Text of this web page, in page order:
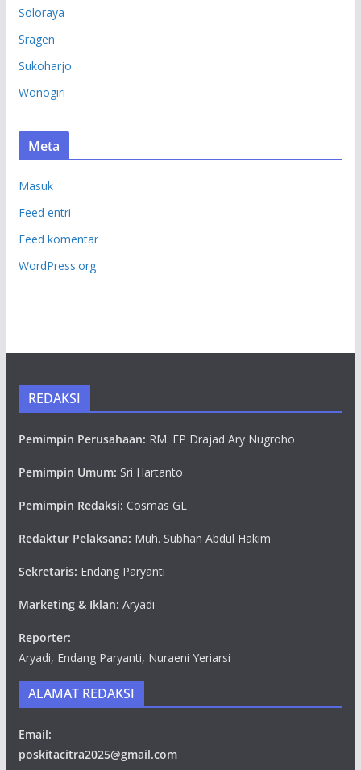
Soloraya
Sragen
Sukoharjo
Wonogiri
Meta
Masuk
Feed entri
Feed komentar
WordPress.org
REDAKSI
Pemimpin Perusahaan: RM. EP Drajad Ary Nugroho
Pemimpin Umum: Sri Hartanto
Pemimpin Redaksi: Cosmas GL
Redaktur Pelaksana: Muh. Subhan Abdul Hakim
Sekretaris: Endang Paryanti
Marketing & Iklan: Aryadi
Reporter:
Aryadi, Endang Paryanti, Nuraeni Yeriarsi
ALAMAT REDAKSI
Email:
poskitacitra2025@gmail.com